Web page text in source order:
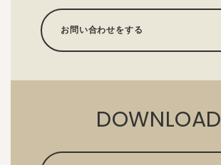
お問い合わせをする
DOWNLOAD